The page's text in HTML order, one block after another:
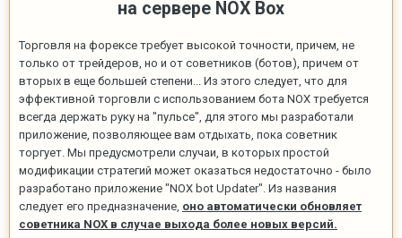
на сервере NOX Box
Торговля на форексе требует высокой точности, причем, не
только от трейдеров, но и от советников (ботов), причем от
вторых в еще большей степени... Из этого следует, что для
эффективной торговли с использованием бота NOX требуется
всегда держать руку на "пульсе", для этого мы разработали
приложение, позволяющее вам отдыхать, пока советник
торгует. Мы предусмотрели случаи, в которых простой
модификации стратегий может оказаться недостаточно - было
разработано приложение "NOX bot Updater". Из названия
следует его предназначение, оно автоматически обновляет
советника NOX в случае выхода более новых версий.